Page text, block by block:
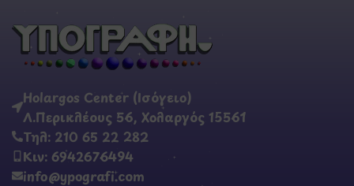
Holargos Center (Ισόγειο)
Λ.Περικλέους 56, Χολαργός 15561
Τηλ: 210 65 22 282
Κιν: 6942676494
info@ypografi.com